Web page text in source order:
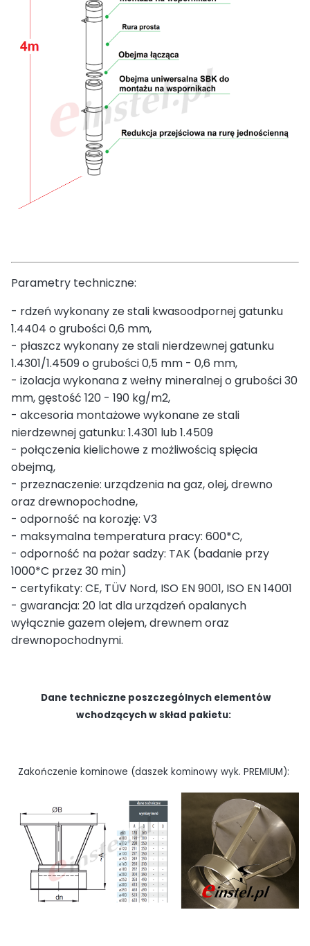
Parametry techniczne:
- rdzeń wykonany ze stali kwasoodpornej gatunku
1.4404 o grubości 0,6 mm,
- płaszcz wykonany ze stali nierdzewnej gatunku
1.4301/1.4509 o grubości 0,5 mm - 0,6 mm,
- izolacja wykonana z wełny mineralnej o grubości 30
mm, gęstość 120 - 190 kg/m2,
- akcesoria montażowe wykonane ze stali
nierdzewnej gatunku: 1.4301 lub 1.4509
- połączenia kielichowe z możliwością spięcia
obejmą,
- przeznaczenie: urządzenia na gaz, olej, drewno
oraz drewnopochodne,
- odporność na korozję: V3
- maksymalna temperatura pracy: 600*C,
- odporność na pożar sadzy: TAK (badanie przy
1000*C przez 30 min)
- certyfikaty: CE, TÜV Nord, ISO EN 9001, ISO EN 14001
- gwarancja: 20 lat dla urządzeń opalanych
wyłącznie gazem olejem, drewnem oraz
drewnopochodnymi.
Dane techniczne poszczególnych elementów
wchodzących w skład pakietu:
Zakończenie kominowe (daszek kominowy wyk. PREMIUM):